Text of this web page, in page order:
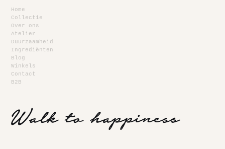
Home
Collectie
Over ons
Atelier
Duurzaamheid
Ingrediënten
Blog
Winkels
Contact
B2B